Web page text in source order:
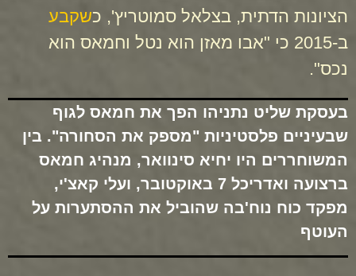
הציונות הדתית, בצלאל סמוטריץ', כשקבע
ב-2015 כי "אבו מאזן הוא נטל וחמאס הוא
נכס".
בעסקת שליט נתניהו הפך את חמאס לגוף
שבעיניים פלסטיניות "מספק את הסחורה". בין
המשוחררים היו יחיא סינוואר, מנהיג חמאס
ברצועה ואדריכל 7 באוקטובר, ועלי קאצ'י,
מפקד כוח נוח'בה שהוביל את ההסתערות על
העוטף